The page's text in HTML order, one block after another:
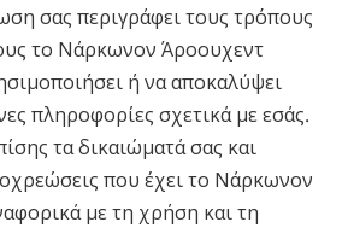
σας περιγράφει τους τρόπους
το Νάρκωνον Άροουχεντ
ή να αποκαλύψει
πληροφορίες σχετικά με εσάς.
τα δικαιώματά σας και
που έχει το Νάρκωνον
με τη χρήση και τη